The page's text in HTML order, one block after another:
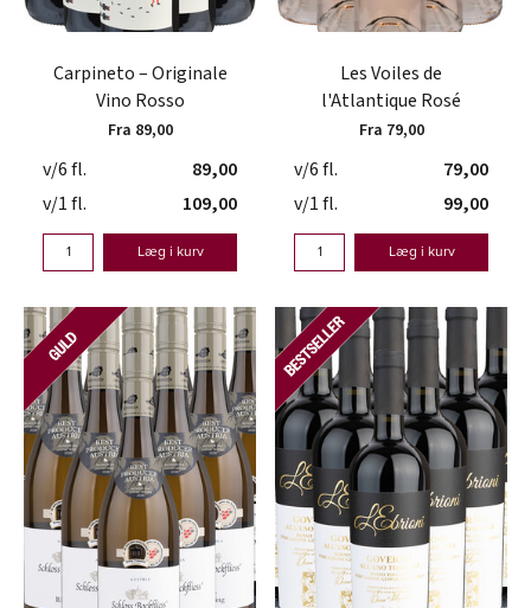
Carpineto – Originale
Vino Rosso
Fra 89,00
v/6 fl.
89,00
v/1 fl.
109,00
Læg i kurv
Les Voiles de
l'Atlantique Rosé
Fra 79,00
v/6 fl.
79,00
v/1 fl.
99,00
Læg i kurv